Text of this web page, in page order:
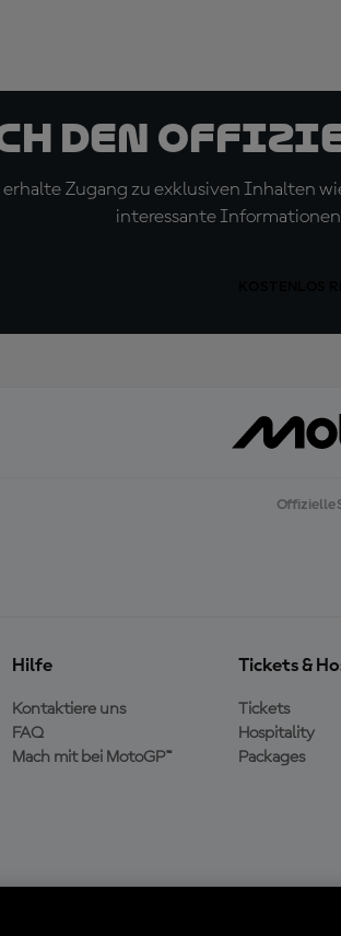
den
Zugang zu exklusiven Inhalten
interessante
Offizielle
Hilfe
Kontaktiere uns
FAQ
Mach mit bei MotoGP™
Tickets &
Tickets
Hospitality
Packages